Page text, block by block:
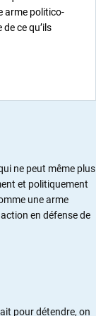
arme politico-
ce qu’ils
ne peut même plus
et politiquement
une arme
en défense de
pour détendre, on